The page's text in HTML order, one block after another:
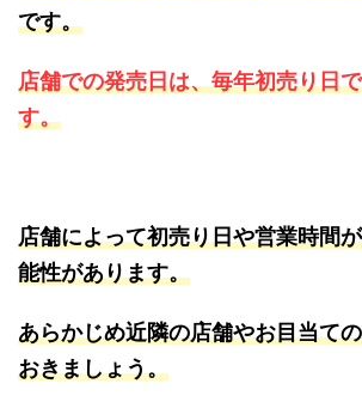
です。
店舗での発売日は、毎年初売り日
す。
店舗によって初売り日や営業時間
能性があります。
あらかじめ近隣の店舗やお目当て
おきましょう。